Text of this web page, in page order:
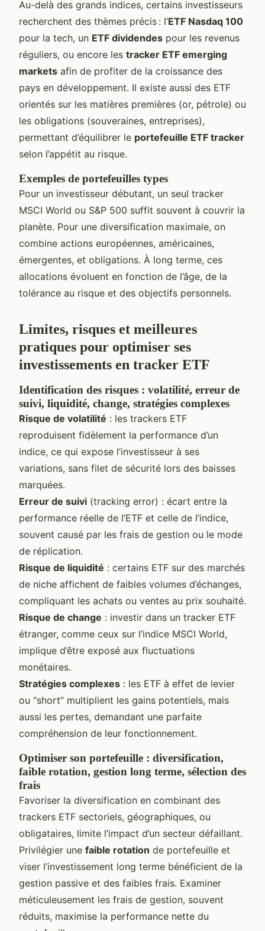
Au-delà des grands indices, certains investisseurs
recherchent des thèmes précis : l’ETF Nasdaq 100
pour la tech, un ETF dividendes pour les revenus
réguliers, ou encore les tracker ETF emerging
markets afin de profiter de la croissance des
pays en développement. Il existe aussi des ETF
orientés sur les matières premières (or, pétrole) ou
les obligations (souveraines, entreprises),
permettant d’équilibrer le portefeuille ETF tracker
selon l’appétit au risque.
Exemples de portefeuilles types
Pour un investisseur débutant, un seul tracker
MSCI World ou S&P 500 suffit souvent à couvrir la
planète. Pour une diversification maximale, on
combine actions européennes, américaines,
émergentes, et obligations. À long terme, ces
allocations évoluent en fonction de l’âge, de la
tolérance au risque et des objectifs personnels.
Limites, risques et meilleures
pratiques pour optimiser ses
investissements en tracker ETF
Identification des risques : volatilité, erreur de
suivi, liquidité, change, stratégies complexes
Risque de volatilité : les trackers ETF
reproduisent fidèlement la performance d’un
indice, ce qui expose l’investisseur à ses
variations, sans filet de sécurité lors des baisses
marquées.
Erreur de suivi (tracking error) : écart entre la
performance réelle de l’ETF et celle de l’indice,
souvent causé par les frais de gestion ou le mode
de réplication.
Risque de liquidité : certains ETF sur des marchés
de niche affichent de faibles volumes d’échanges,
compliquant les achats ou ventes au prix souhaité.
Risque de change : investir dans un tracker ETF
étranger, comme ceux sur l’indice MSCI World,
implique d’être exposé aux fluctuations
monétaires.
Stratégies complexes : les ETF à effet de levier
ou “short” multiplient les gains potentiels, mais
aussi les pertes, demandant une parfaite
compréhension de leur fonctionnement.
Optimiser son portefeuille : diversification,
faible rotation, gestion long terme, sélection des
frais
Favoriser la diversification en combinant des
trackers ETF sectoriels, géographiques, ou
obligataires, limite l’impact d’un secteur défaillant.
Privilégier une faible rotation de portefeuille et
viser l’investissement long terme bénéficient de la
gestion passive et des faibles frais. Examiner
méticuleusement les frais de gestion, souvent
réduits, maximise la performance nette du